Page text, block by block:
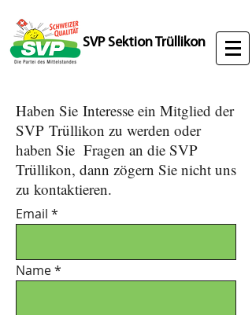
SVP Sektion Trüllikon
Haben Sie Interesse ein Mitglied der
SVP Trüllikon zu werden oder
haben Sie Fragen an die SVP
Trüllikon, dann zögern Sie nicht uns
zu kontaktieren.
Email
Name